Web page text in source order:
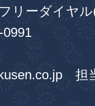
フリーダイヤ
0991
担